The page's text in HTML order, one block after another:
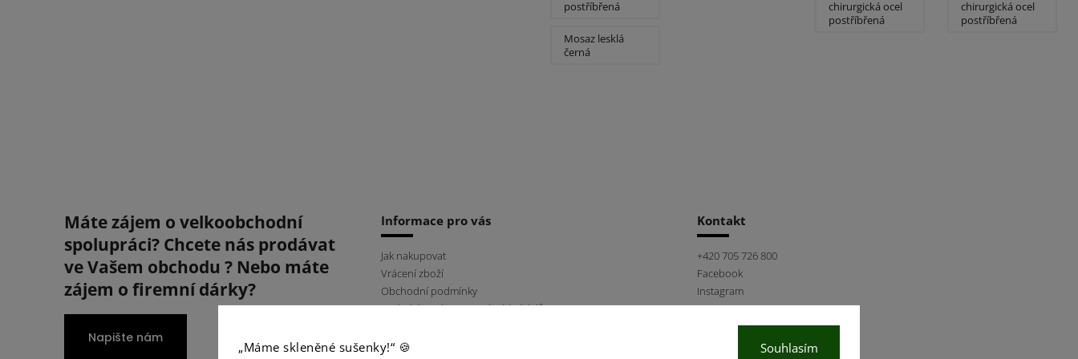
„Máme skleněné sušenky!“ 🍪 Souhlasím
postříbřená
Mosaz lesklá
černá
chirurgická ocel
postříbřená
chirurgická ocel
postříbřená
Máte zájem o velkoobchodní
spolupráci? Chcete nás prodávat
ve Vašem obchodu ? Nebo máte
zájem o firemní dárky?
Napište nám
Informace pro vás
Jak nakupovat
Vrácení zboží
Obchodní podmínky
Podmínky ochrany osobních údajů
Napište nám
Kontakt
+420 705 726 800
Facebook
Instagram